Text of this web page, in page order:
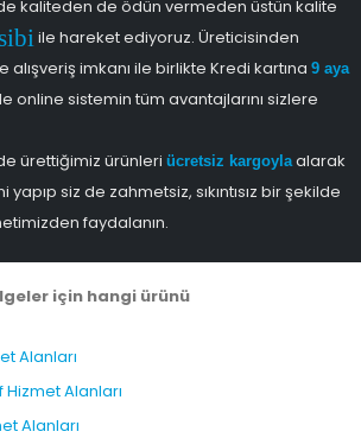
kaliteden de ödün vermeden üstün kalite
ile hareket ediyoruz. Üreticisinden
imkanı ile birlikte Kredi kartına 9 aya
online sistemin tüm avantajlarını sizlere
ürettiğimiz ürünleri ücretsiz kargoylaalarak
siz de zahmetsiz, sıkıntısız bir şekilde
faydalanın.
için hangi ürünü
Alanları
Alanları
Alanları